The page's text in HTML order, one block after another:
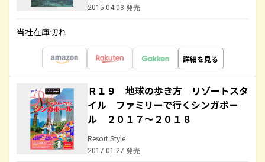
2015.04.03 発売
当社在庫切れ
詳細を見る
Ｒ１９ 地球の歩き方 リゾートスタ
イル ファミリーで行くシンガポー
ル ２０１７～２０１８
Resort Style
2017.01.27 発売